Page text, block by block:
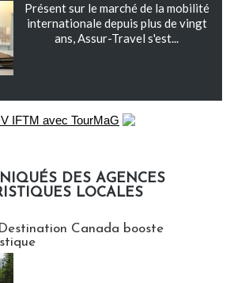
Présent sur le marché de la mobilité
internationale depuis plus de vingt
ans, Assur-Travel s'est...
DES AGENCES
LOCALES
Canada booste